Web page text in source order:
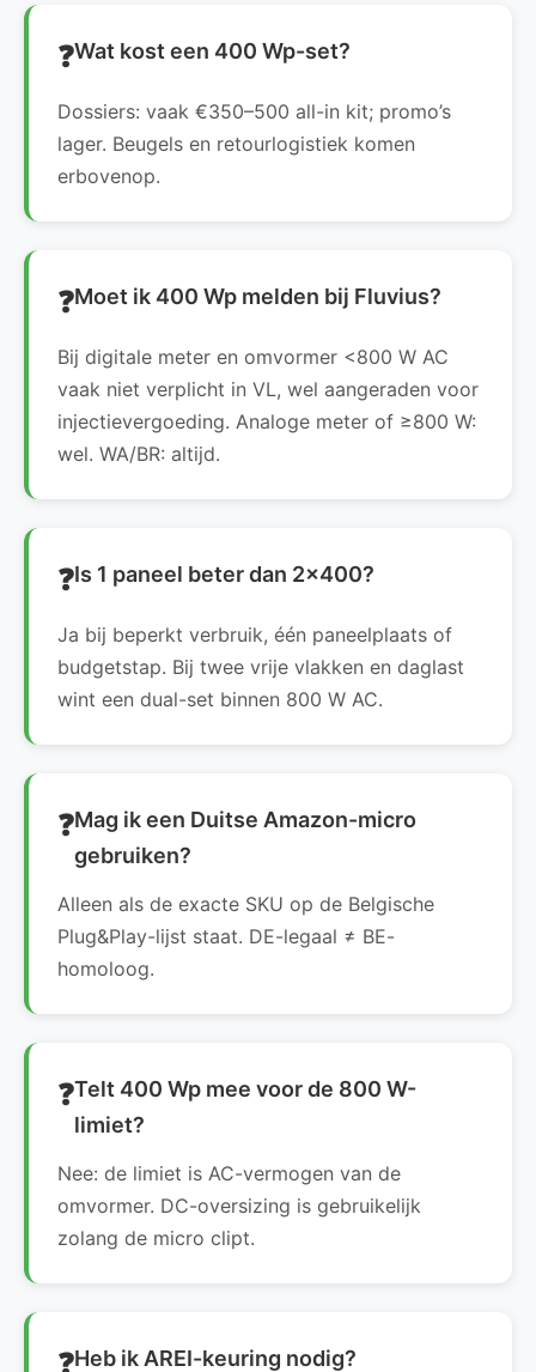
Wat kost een 400 Wp-set?
Dossiers: vaak €350–500 all-in kit; promo’s
lager. Beugels en retourlogistiek komen
erbovenop.
Moet ik 400 Wp melden bij Fluvius?
Bij digitale meter en omvormer <800 W AC
vaak niet verplicht in VL, wel aangeraden voor
injectievergoeding. Analoge meter of ≥800 W:
wel. WA/BR: altijd.
Is 1 paneel beter dan 2×400?
Ja bij beperkt verbruik, één paneelplaats of
budgetstap. Bij twee vrije vlakken en daglast
wint een dual-set binnen 800 W AC.
Mag ik een Duitse Amazon-micro
gebruiken?
Alleen als de exacte SKU op de Belgische
Plug&Play-lijst staat. DE-legaal ≠ BE-
homoloog.
Telt 400 Wp mee voor de 800 W-
limiet?
Nee: de limiet is AC-vermogen van de
omvormer. DC-oversizing is gebruikelijk
zolang de micro clipt.
Heb ik AREI-keuring nodig?